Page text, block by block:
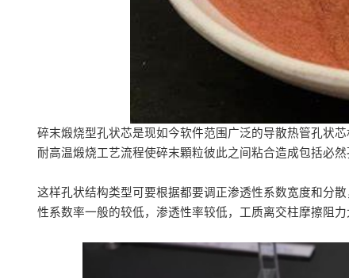
碎末煅烧型孔状芯是现如今软件范围广泛的导散热管孔状
耐高温煅烧工艺流程使碎末顆粒彼此之间粘合造成包括必然
这样孔状结构类型可要根据都要调正渗透性系数宽度和分
性系数率一般的较低，渗透性率较低，工质离交柱摩擦阻力